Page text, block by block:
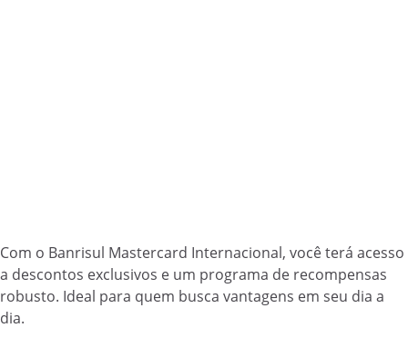
Com o Banrisul Mastercard Internacional, você terá acesso
a descontos exclusivos e um programa de recompensas
robusto. Ideal para quem busca vantagens em seu dia a
dia.